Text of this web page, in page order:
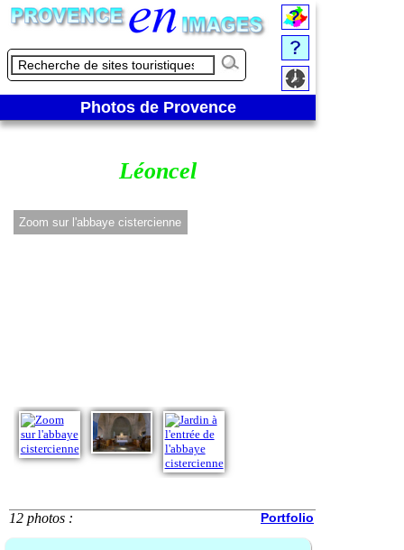
Photos de Provence
Léoncel
Zoom sur l'abbaye cistercienne
12 photos : Portfolio